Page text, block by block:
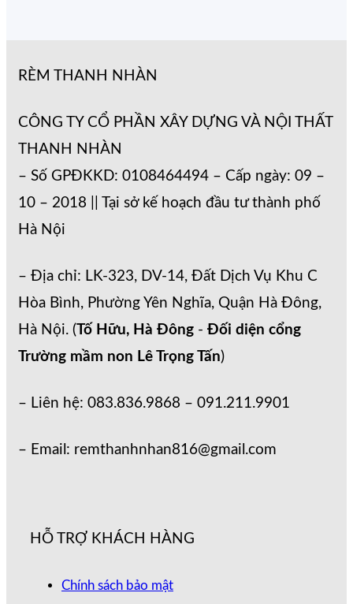
RÈM THANH NHÀN
CÔNG TY CỔ PHẦN XÂY DỰNG VÀ NỘI THẤT
THANH NHÀN
– Số GPĐKKD: 0108464494 – Cấp ngày: 09 –
10 – 2018 || Tại sở kế hoạch đầu tư thành phố
Hà Nội
– Địa chỉ: LK-323, DV-14, Đất Dịch Vụ Khu C
Hòa Bình, Phường Yên Nghĩa, Quận Hà Đông,
Hà Nội. (Tố Hữu, Hà Đông - Đối diện cổng
Trường mầm non Lê Trọng Tấn)
– Liên hệ: 083.836.9868 – 091.211.9901
– Email: remthanhnhan816@gmail.com
HỖ TRỢ KHÁCH HÀNG
Chính sách bảo mật